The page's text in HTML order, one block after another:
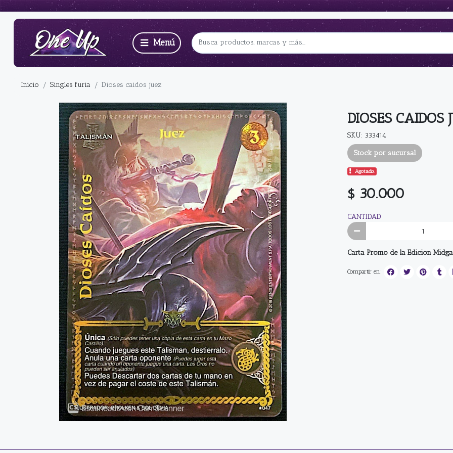
Inicio Singles furia Dioses caidos juez
DIOSES CAIDOS
SKU: 333414
Stock por sucursal
Agotado.
$ 30.000
CANTIDAD
Carta Promo de la Edicion
Compartir en: